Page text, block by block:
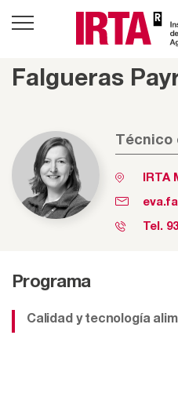
Falgueras
IRTA
Tel.
Programa
Calidad y tecnología